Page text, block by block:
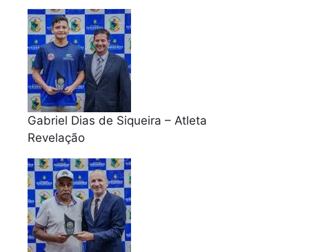
Gabriel Dias de Siqueira – Atleta
Revelação